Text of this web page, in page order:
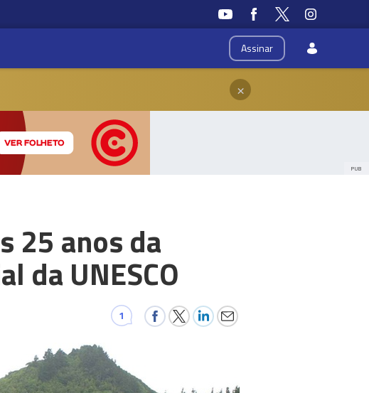
Assinar
×
PUB
25 anos da
da UNESCO
1